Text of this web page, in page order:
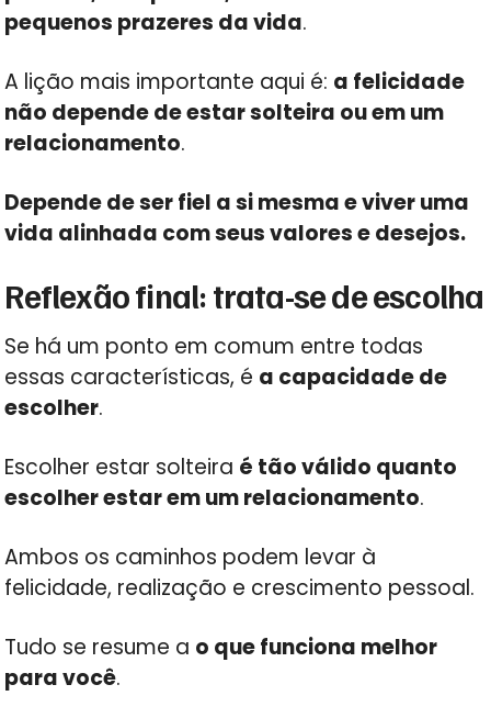
pequenos prazeres da vida.
A lição mais importante aqui é: a felicidade
não depende de estar solteira ou em um
relacionamento.
Depende de ser fiel a si mesma e viver uma
vida alinhada com seus valores e desejos.
Reflexão final: trata-se de escolha
Se há um ponto em comum entre todas
essas características, é a capacidade de
escolher.
Escolher estar solteira é tão válido quanto
escolher estar em um relacionamento.
Ambos os caminhos podem levar à
felicidade, realização e crescimento pessoal.
Tudo se resume a o que funciona melhor
para você.